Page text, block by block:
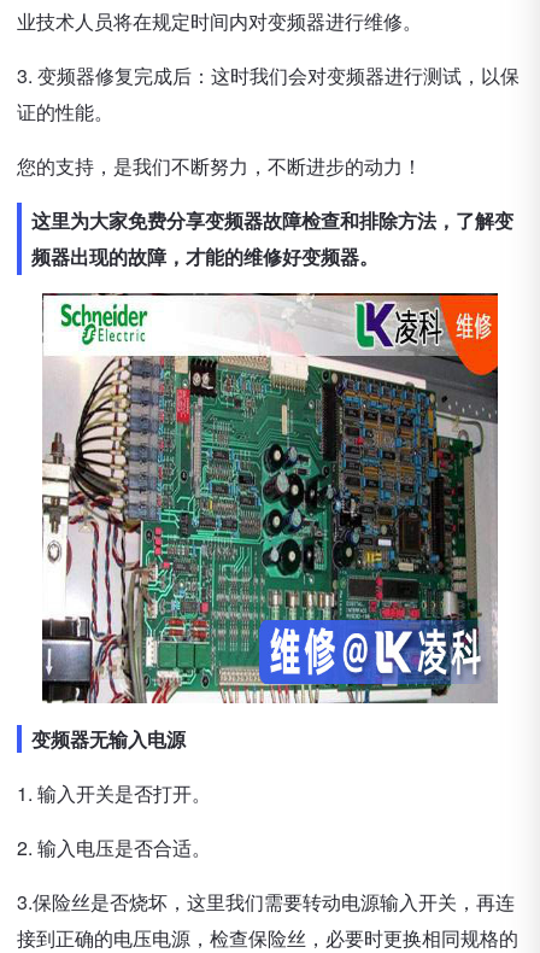
业技术人员将在规定时间内对变频器进行维修。
3. 变频器修复完成后：这时我们会对变频器进行测试，以保
证的性能。
您的支持，是我们不断努力，不断进步的动力！
这里为大家免费分享变频器故障检查和排除方法，了解变
频器出现的故障，才能的维修好变频器。
变频器无输入电源
1. 输入开关是否打开。
2. 输入电压是否合适。
3.保险丝是否烧坏，这里我们需要转动电源输入开关，再连
接到正确的电压电源，检查保险丝，必要时更换相同规格的